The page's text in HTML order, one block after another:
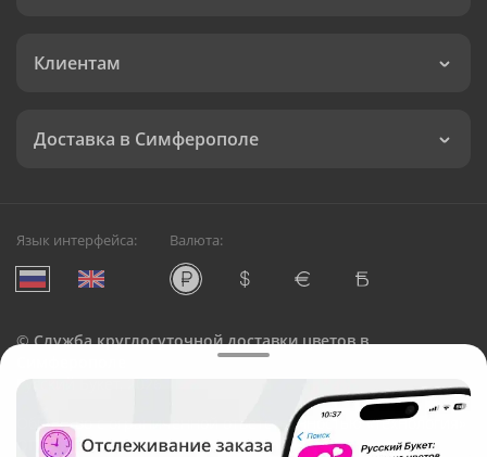
Клиентам
Доставка в Симферополе
Язык интерфейса: Валюта:
©Служба круглосуточной доставки цветов в
Русский Букет, 2026
Общество с ограниченной ответственностью «Технология»
ОГРН: 1195476081745, ИНН: 5410081997